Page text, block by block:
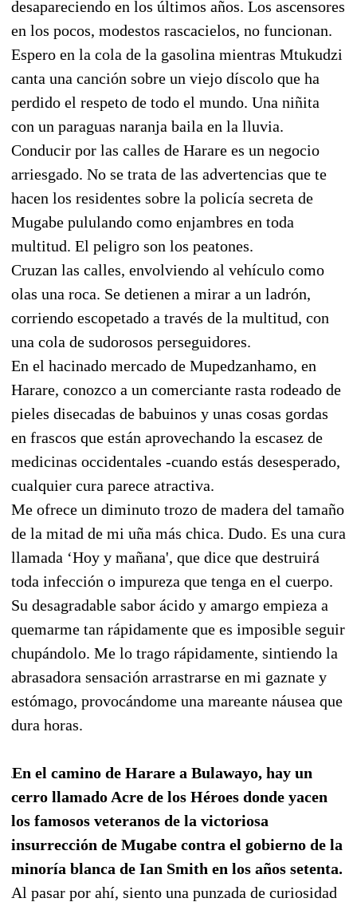
desapareciendo en los últimos años. Los ascensores
en los pocos, modestos rascacielos, no funcionan.
Espero en la cola de la gasolina mientras Mtukudzi
canta una canción sobre un viejo díscolo que ha
perdido el respeto de todo el mundo. Una niñita
con un paraguas naranja baila en la lluvia.
Conducir por las calles de Harare es un negocio
arriesgado. No se trata de las advertencias que te
hacen los residentes sobre la policía secreta de
Mugabe pululando como enjambres en toda
multitud. El peligro son los peatones.
Cruzan las calles, envolviendo al vehículo como
olas una roca. Se detienen a mirar a un ladrón,
corriendo escopetado a través de la multitud, con
una cola de sudorosos perseguidores.
En el hacinado mercado de Mupedzanhamo, en
Harare, conozco a un comerciante rasta rodeado de
pieles disecadas de babuinos y unas cosas gordas
en frascos que están aprovechando la escasez de
medicinas occidentales -cuando estás desesperado,
cualquier cura parece atractiva.
Me ofrece un diminuto trozo de madera del tamaño
de la mitad de mi uña más chica. Dudo. Es una cura
llamada ‘Hoy y mañana', que dice que destruirá
toda infección o impureza que tenga en el cuerpo.
Su desagradable sabor ácido y amargo empieza a
quemarme tan rápidamente que es imposible seguir
chupándolo. Me lo trago rápidamente, sintiendo la
abrasadora sensación arrastrarse en mi gaznate y
estómago, provocándome una mareante náusea que
dura horas.
En el camino de Harare a Bulawayo, hay un
cerro llamado Acre de los Héroes donde yacen
los famosos veteranos de la victoriosa
insurrección de Mugabe contra el gobierno de la
minoría blanca de Ian Smith en los años setenta.
Al pasar por ahí, siento una punzada de curiosidad